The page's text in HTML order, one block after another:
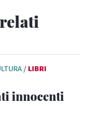
/ LIBRI
innocenti